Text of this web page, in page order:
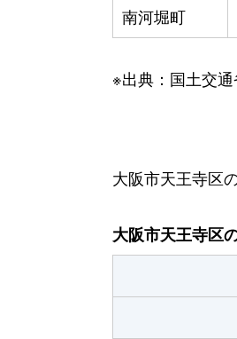
南河堀町
※出典：国土交
大阪市天王寺区
大阪市天王寺区